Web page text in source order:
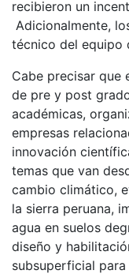
recibieron un
Adicionalmente,
técnico del equipo
Cabe precisar que
de pre y post
académicas,
empresas
innovación
temas que van
cambio climático,
la sierra peruana,
agua en suelos
diseño y
subsuperficial